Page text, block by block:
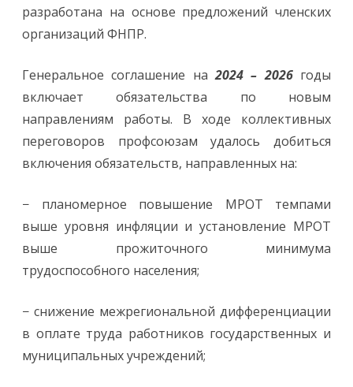
разработана на основе предложений членских
организаций ФНПР.
Генеральное соглашение на2024 – 2026годы
включает обязательства по новым
направлениям работы. В ходе коллективных
переговоров профсоюзам удалось добиться
включения обязательств, направленных на:
− планомерное повышение МРОТ темпами
выше уровня инфляции и установление МРОТ
выше прожиточного минимума
трудоспособного населения;
− снижение межрегиональной дифференциации
в оплате труда работников государственных и
муниципальных учреждений;